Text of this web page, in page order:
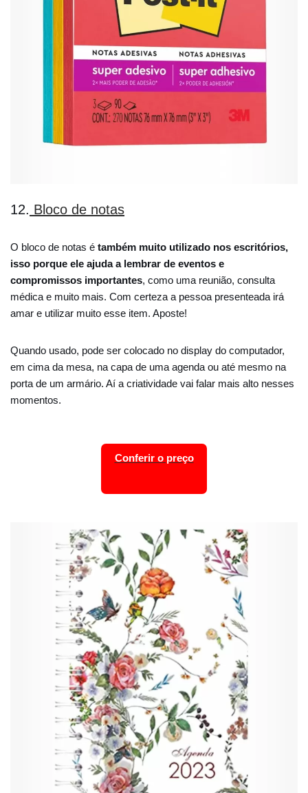
12. Bloco de notas
O bloco de notas é também muito utilizado nos escritórios,
isso porque ele ajuda a lembrar de eventos e
compromissos importantes, como uma reunião, consulta
médica e muito mais. Com certeza a pessoa presenteada irá
amar e utilizar muito esse item. Aposte!
Quando usado, pode ser colocado no display do computador,
em cima da mesa, na capa de uma agenda ou até mesmo na
porta de um armário. Aí a criatividade vai falar mais alto nesses
momentos.
Conferir o preço